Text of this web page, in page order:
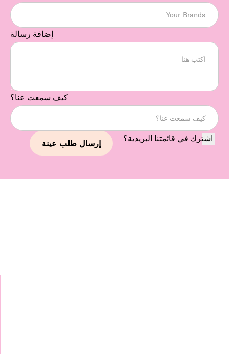
إضافة رسالة
كيف سمعت عنا؟
اشترك في قائمتنا البريدية؟